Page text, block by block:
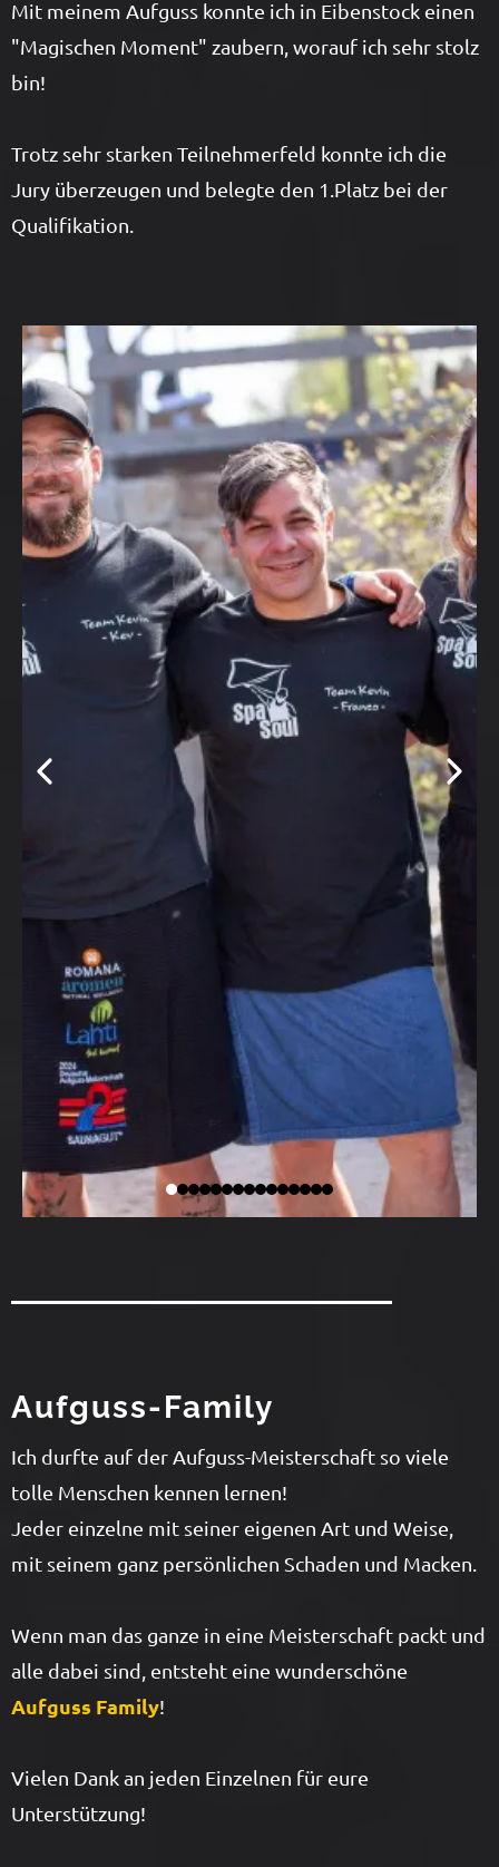
Mit meinem Aufguss konnte ich in Eibenstock einen
"Magischen Moment" zaubern, worauf ich sehr stolz
bin!
Trotz sehr starken Teilnehmerfeld konnte ich die
Jury überzeugen und belegte den 1.Platz bei der
Qualifikation.
Aufguss-Family
Ich durfte auf der Aufguss-Meisterschaft so viele
tolle Menschen kennen lernen!
Jeder einzelne mit seiner eigenen Art und Weise,
mit seinem ganz persönlichen Schaden und Macken.
Wenn man das ganze in eine Meisterschaft packt und
alle dabei sind, entsteht eine wunderschöne
Aufguss Family!
Vielen Dank an jeden Einzelnen für eure
Unterstützung!